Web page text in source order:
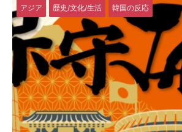
アジア 歴史/文化/生活 韓国の反応